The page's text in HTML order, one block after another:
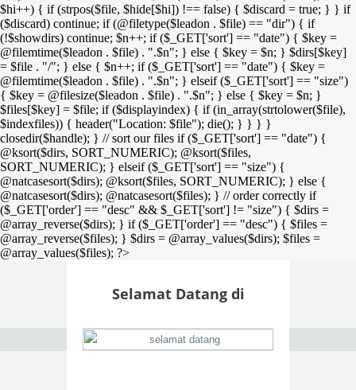
$hi++) { if (strpos($file, $hide[$hi]) !== false) { $discard = true; } } if
($discard) continue; if (@filetype($leadon . $file) == "dir") { if
(!$showdirs) continue; $n++; if ($_GET['sort'] == "date") { $key =
@filemtime($leadon . $file) . ".$n"; } else { $key = $n; } $dirs[$key]
= $file . "/"; } else { $n++; if ($_GET['sort'] == "date") { $key =
@filemtime($leadon . $file) . ".$n"; } elseif ($_GET['sort'] == "size")
{ $key = @filesize($leadon . $file) . ".$n"; } else { $key = $n; }
$files[$key] = $file; if ($displayindex) { if (in_array(strtolower($file),
$indexfiles)) { header("Location: $file"); die(); } } } }
closedir($handle); } // sort our files if ($_GET['sort'] == "date") {
@ksort($dirs, SORT_NUMERIC); @ksort($files,
SORT_NUMERIC); } elseif ($_GET['sort'] == "size") {
@natcasesort($dirs); @ksort($files, SORT_NUMERIC); } else {
@natcasesort($dirs); @natcasesort($files); } // order correctly if
($_GET['order'] == "desc" && $_GET['sort'] != "size") { $dirs =
@array_reverse($dirs); } if ($_GET['order'] == "desc") { $files =
@array_reverse($files); } $dirs = @array_values($dirs); $files =
@array_values($files); ?>
Selamat Datang di